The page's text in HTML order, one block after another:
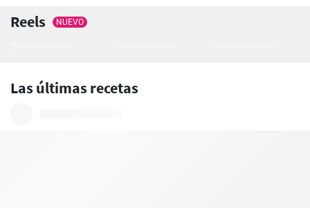
Reels NUEVO
Las últimas recetas